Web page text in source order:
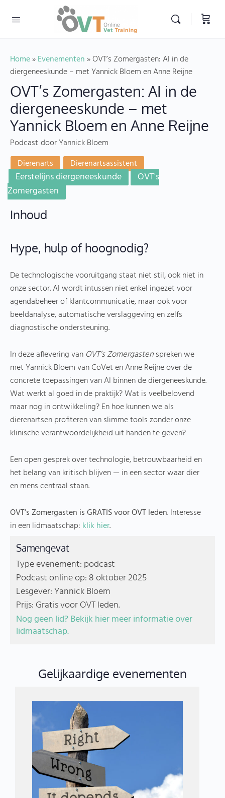
Home»Evenementen»OVT’s Zomergasten: AI in de
diergeneeskunde – met Yannick Bloem en Anne Reijne
OVT’s Zomergasten: AI in de
diergeneeskunde – met
Yannick Bloem en Anne Reijne
Podcast door Yannick Bloem
Dierenarts
Dierenartsassistent
Eerstelijns diergeneeskunde
OVT's
Zomergasten
Inhoud
Hype, hulp of hoognodig?
De technologische vooruitgang staat niet stil, ook niet in
onze sector. AI wordt intussen niet enkel ingezet voor
agendabeheer of klantcommunicatie, maar ook voor
beeldanalyse, automatische verslaggeving en zelfs
diagnostische ondersteuning.
In deze aflevering van OVT’s Zomergastenspreken we
met Yannick Bloem van CoVet en Anne Reijne over de
concrete toepassingen van AI binnen de diergeneeskunde.
Wat werkt al goed in de praktijk? Wat is veelbelovend
maar nog in ontwikkeling? En hoe kunnen we als
dierenartsen profiteren van slimme tools zonder onze
klinische verantwoordelijkheid uit handen te geven?
Een open gesprek over technologie, betrouwbaarheid en
het belang van kritisch blijven — in een sector waar dier
en mens centraal staan.
OVT’s Zomergasten is GRATIS voor OVT leden. Interesse
in een lidmaatschap: klik hier.
Samengevat
Type evenement: podcast
Podcast online op: 8 oktober 2025
Lesgever: Yannick Bloem
Prijs: Gratis voor OVT leden.
Nog geen lid? Bekijk hier meer informatie over
lidmaatschap.
Gelijkaardige evenementen